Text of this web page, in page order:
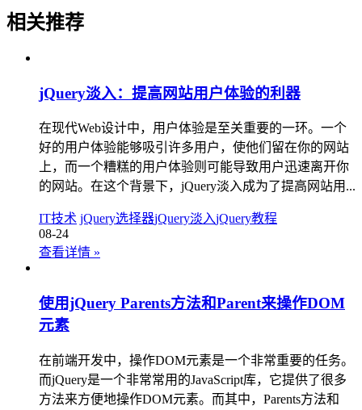
相关推荐
jQuery淡入：提高网站用户体验的利器
在现代Web设计中，用户体验是至关重要的一环。一个
好的用户体验能够吸引许多用户，使他们留在你的网站
上，而一个糟糕的用户体验则可能导致用户迅速离开你
的网站。在这个背景下，jQuery淡入成为了提高网站用...
IT技术 jQuery选择器jQuery淡入jQuery教程
08-24
查看详情 »
使用jQuery Parents方法和Parent来操作DOM
元素
在前端开发中，操作DOM元素是一个非常重要的任务。
而jQuery是一个非常常用的JavaScript库，它提供了很多
方法来方便地操作DOM元素。而其中，Parents方法和